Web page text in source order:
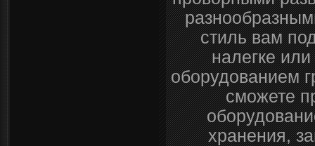
стиль вам
налегке
оборудованием
сможете
хранения,